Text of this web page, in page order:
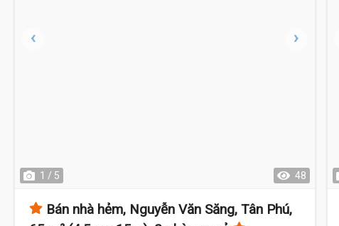
1 / 5 48
Bán nhà hẻm, Nguyễn Văn Săng, Tân Phú,